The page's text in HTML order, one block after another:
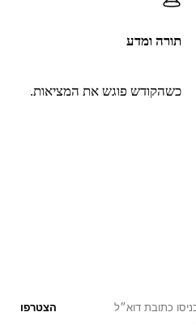
אֶת בְּנוֹ בְּכָל הַדֶּרֶךְ
בַּידוָד אֱלֹהֵיכֶם׃
דִּבְרֵיכֶם וַיִּקְצֹף וַיִּשָּׁבַע
תורה ומדע
כשהקודש פוגש את המציאות.
הצטרפו